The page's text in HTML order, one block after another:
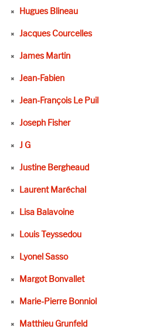
Hugues Blineau
Jacques Courcelles
James Martin
Jean-Fabien
Jean-François Le Puil
Joseph Fisher
J G
Justine Bergheaud
Laurent Maréchal
Lisa Balavoine
Louis Teyssedou
Lyonel Sasso
Margot Bonvallet
Marie-Pierre Bonniol
Matthieu Grunfeld